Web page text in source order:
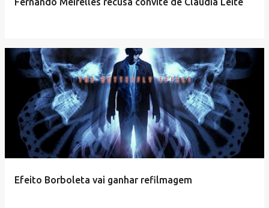
Efeito Borboleta vai ganhar refilmagem